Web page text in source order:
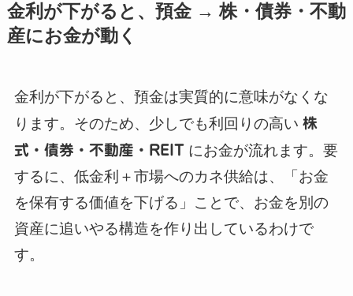
金利が下がると、預金 → 株・債券・不動
産にお金が動く
金利が下がると、預金は実質的に意味がなくな
ります。そのため、少しでも利回りの高い 株
式・債券・不動産・REITにお金が流れます。要
するに、低金利＋市場へのカネ供給は、「お金
を保有する価値を下げる」ことで、お金を別の
資産に追いやる構造を作り出しているわけで
す。